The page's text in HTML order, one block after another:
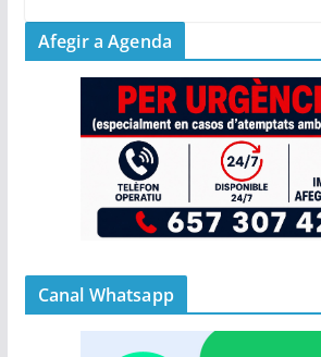
Afegir a Agenda
Canal Whatsapp